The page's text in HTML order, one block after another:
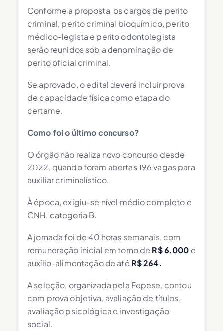
Conforme a proposta, os cargos de perito
criminal, perito criminal bioquímico, perito
médico-legista e perito odontolegista
serão reunidos sob a denominação de
perito oficial criminal.
Se aprovado, o edital deverá incluir prova
de capacidade física como etapa do
certame.
Como foi o último concurso?
O órgão não realiza novo concurso desde
2022, quando foram abertas 196 vagas para
auxiliar criminalístico.
À época, exigiu-se nível médio completo e
CNH, categoria B.
A jornada foi de 40 horas semanais, com
remuneração inicial em torno de R$ 6.000 e
auxílio-alimentação de até R$ 264.
A seleção, organizada pela Fepese, contou
com prova objetiva, avaliação de títulos,
avaliação psicológica e investigação
social.